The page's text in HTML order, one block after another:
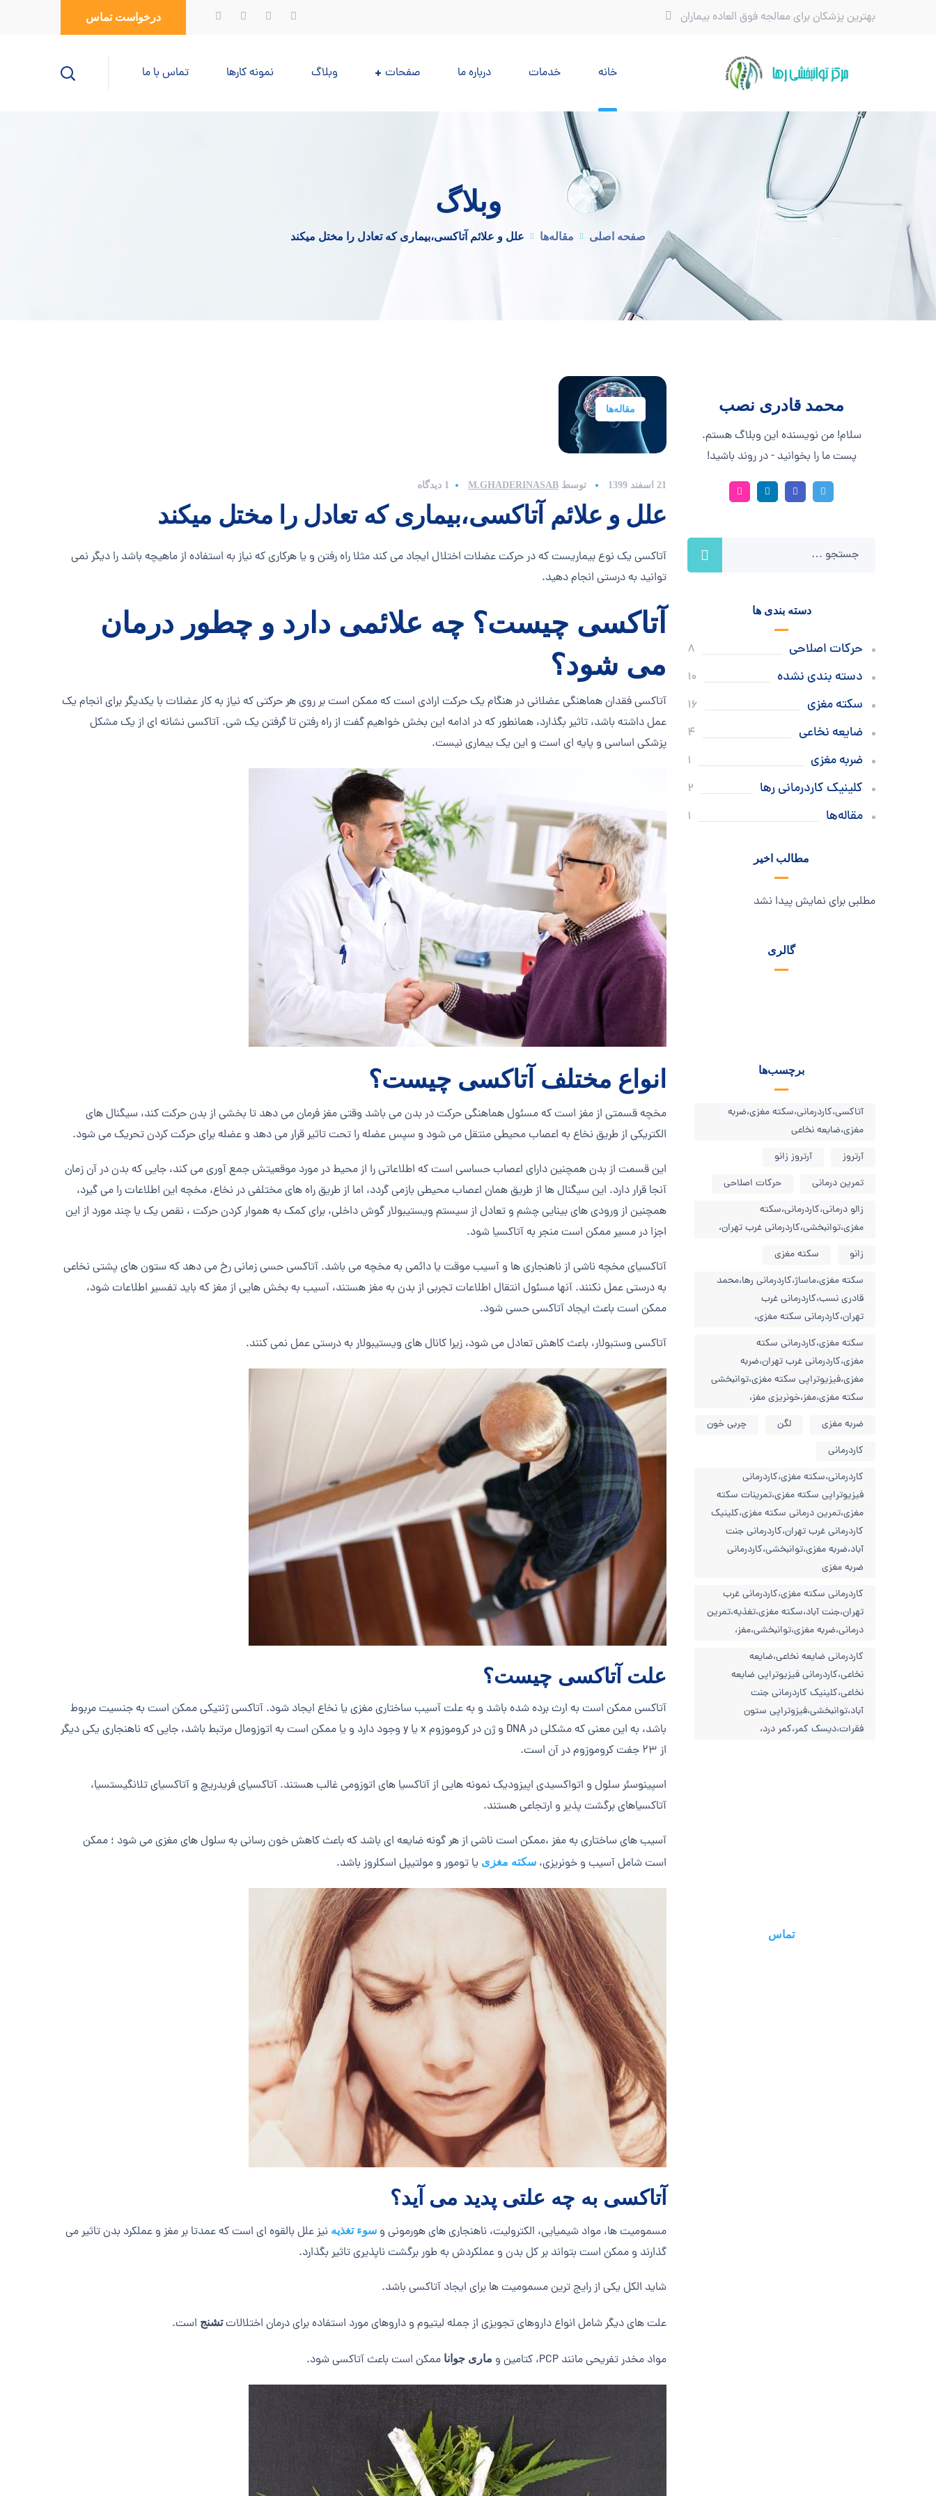
بهترین پزشکان برای معالجه فوق العاده بیماران درخواست تماس
خانه خدمات درباره ما صفحات وبلاگ نمونه کارها تماس با ما
وبلاگ
صفحه اصلی مقاله‌ها علل و علائم آتاکسی،بیماری که تعادل را مختل میکند
مقاله‌ها
21 اسفند 1399 توسط M.GHADERINASAB 1 دیدگاه
علل و علائم آتاکسی،بیماری که تعادل را مختل میکند
آتاکسی یک نوع بیماریست که در حرکت عضلات اختلال ایجاد می کند مثلا راه رفتن و یا هرکاری که نیاز به استفاده از ماهیچه باشد را دیگر نمی
توانید به درستی انجام دهید.
آتاکسی چیست؟ چه علائمی دارد و چطور درمان
می شود؟
آتاکسی فقدان هماهنگی عضلانی در هنگام یک حرکت ارادی است که ممکن است بر روی هر حرکتی که نیاز به کار عضلات با یکدیگر برای انجام یک
عمل داشته باشد، تاثیر بگذارد، همانطور که در ادامه این بخش خواهیم گفت از راه رفتن تا گرفتن یک شی. آتاکسی نشانه ای از یک مشکل
پزشکی اساسی و پایه ای است و این یک بیماری نیست.
انواع مختلف آتاکسی چیست؟
مخچه قسمتی از مغز است که مسئول هماهنگی حرکت در بدن می باشد وقتی مغز فرمان می دهد تا بخشی از بدن حرکت کند، سیگنال های
الکتریکی از طریق نخاع به اعصاب محیطی منتقل می شود و سپس عضله را تحت تاثیر قرار می دهد و عضله برای حرکت کردن تحریک می شود.
این قسمت از بدن همچنین دارای اعصاب حساسی است که اطلاعاتی را از محیط در مورد موقعیتش جمع آوری می کند، جایی که بدن در آن زمان
آنجا قرار دارد. این سیگنال ها از طریق همان اعصاب محیطی بازمی گردد، اما از طریق راه های مختلفی در نخاع، مخچه این اطلاعات را می گیرد،
همچنین از ورودی های بینایی چشم و تعادل از سیستم ویستیبولار گوش داخلی، برای کمک به هموار کردن حرکت ، نقص یک یا چند مورد از این
اجزا در مسیر ممکن است منجر به آتاکسیا شود.
آتاکسیای مخچه ناشی از ناهنجاری ها و آسیب موقت یا دائمی به مخچه می باشد. آتاکسی حسی زمانی رخ می دهد که ستون های پشتی نخاعی
به درستی عمل نکنند. آنها مسئول انتقال اطلاعات تجربی از بدن به مغز هستند، آسیب به بخش هایی از مغز که باید تفسیر اطلاعات شود،
ممکن است باعث ایجاد آتاکسی حسی شود.
آتاکسی وستبولار، باعث کاهش تعادل می شود، زیرا کانال های ویستیبولار به درستی عمل نمی کنند.
علت آتاکسی چیست؟
آتاکسی ممکن است به ارث برده شده باشد و به علت آسیب ساختاری مغزی یا نخاع ایجاد شود. آتاکسی ژنتیکی ممکن است به جنسیت مربوط
باشد، به این معنی که مشکلی در DNA و ژن در کروموزوم x یا y وجود دارد و یا ممکن است به اتوزومال مرتبط باشد، جایی که ناهنجاری یکی دیگر
از 23 جفت کروموزوم در آن است.
اسپینوسئر سلول و اتواکسیدی اپیزودیک نمونه هایی از آتاکسیا های اتوزومی غالب هستند. آتاکسیای فریدریچ و آتاکسیای تلانگیستسیا،
آتاکسیاهای برگشت پذیر و ارتجاعی هستند.
آسیب های ساختاری به مغز ،ممکن است ناشی از هر گونه ضایعه ای باشد که باعث کاهش خون رسانی به سلول های مغزی می شود ؛ ممکن
است شامل آسیب و خونریزی، سکته مغزی یا تومور و مولتیپل اسکلروز باشد.
آتاکسی به چه علتی پدید می آید؟
مسمومیت ها، مواد شیمیایی، الکترولیت، ناهنجاری های هورمونی و سوء تغذیه نیز علل بالقوه ای است که عمدتا بر مغز و عملکرد بدن تاثیر می
گذارند و ممکن است بتواند بر کل بدن و عملکردش به طور برگشت ناپذیری تاثیر بگذارد.
شاید الکل یکی از رایج ترین مسمومیت ها برای ایجاد آتاکسی باشد.
علت های دیگر شامل انواع داروهای تجویزی از جمله لیتیوم و داروهای مورد استفاده برای درمان اختلالاتتشنج است.
مواد مخدر تفریحی مانند PCP، کتامین و ماری جوانا ممکن است باعث آتاکسی شود.
محمد قادری نصب
سلام! من نویسنده این وبلاگ هستم.
پست ما را بخوانید - در روند باشید!
دسته بندی ها
حرکات اصلاحی 8
دسته بندی نشده 10
سکته مغزی 16
ضایعه نخاعی 4
ضربه مغزی 1
کلینیک کاردرمانی رها 2
مقاله‌ها 1
مطالب اخیر
مطلبی برای نمایش پیدا نشد
گالری
برچسب‌ها
آتاکسی،کاردرمانی،سکته مغزی،ضربه
مغزی،ضایعه نخاعی
آرتروز
آرتروز زانو
تمرین درمانی
حرکات اصلاحی
زالو درمانی،کاردرمانی،سکته
مغزی،توانبخشی،کاردرمانی غرب تهران،
زانو
سکته مغزی
سکته مغزی،ماساژ،کاردرمانی رها،محمد
قادری نسب،کاردرمانی غرب
تهران،کاردرمانی سکته مغزی،
سکته مغزی،کاردرمانی سکته
مغزی،کاردرمانی غرب تهران،ضربه
مغزی،فیزیوتراپی سکته مغزی،توانبخشی
سکته مغزی،مغز،خونریزی مغز،
ضربه مغزی
لگن
چربی خون
کاردرمانی
کاردرمانی،سکته مغزی،کاردرمانی
فیزیوتراپی سکته مغزی،تمرینات سکته
مغزی،تمرین درمانی سکته مغزی،کلینیک
کاردرمانی غرب تهران،کاردرمانی جنت
آباد،ضربه مغزی،توانبخشی،کاردرمانی
ضربه مغزی
کاردرمانی سکته مغزی،کاردرمانی غرب
تهران،جنت آباد،سکته مغزی،تغذیه،تمرین
درمانی،ضربه مغزی،توانبخشی،مغز،
کاردرمانی ضایعه نخاعی،ضایعه
نخاعی،کاردرمانی فیزیوتراپی ضایعه
نخاعی،کلینیک کاردرمانی جنت
آباد،توانبخشی،فیزوتراپی ستون
فقرات،دیسک کمر،کمر درد،
تماس